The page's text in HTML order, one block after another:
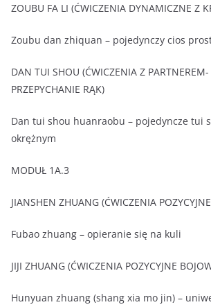
ZOUBU FA LI (ĆWICZENIA DYNAMICZNE Z
Zoubu dan zhiquan – pojedynczy cios
DAN TUI SHOU (ĆWICZENIA Z PARTNEREM-
PRZEPYCHANIE RĄK)
Dan tui shou huanraobu – pojedyncze tui
okrężnym
MODUŁ 1A.3
JIANSHEN ZHUANG (ĆWICZENIA
Fubao zhuang – opieranie się na kuli
JIJI ZHUANG (ĆWICZENIA POZYCYJNE
Hunyuan zhuang (shang xia mo jin) –